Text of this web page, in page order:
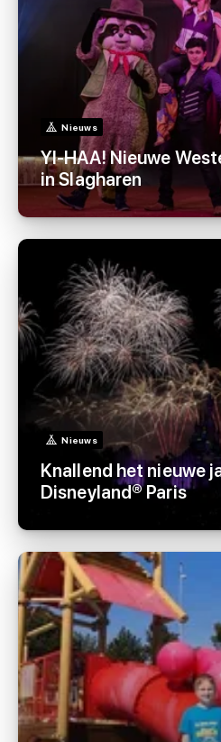
Nieuws
YI-HAA! Nieuwe
in Slagharen
Nieuws
Knallend het nieuwe
Disneyland® Paris